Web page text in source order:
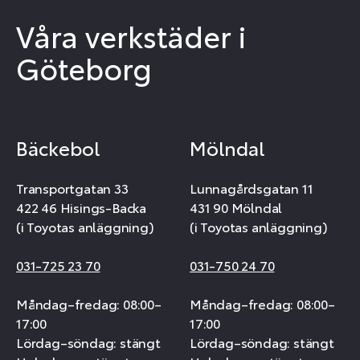
Våra verkstäder i
Göteborg
Bäckebol
Transportgatan 33
422 46 Hisings-Backa
(i Toyotas anläggning)
031-725 23 70
Måndag–fredag: 08:00–
17:00
Lördag–söndag: stängt
Mölndal
Lunnagårdsgatan 11
431 90 Mölndal
(i Toyotas anläggning)
031-750 24 70
Måndag–fredag: 08:00–
17:00
Lördag–söndag: stängt